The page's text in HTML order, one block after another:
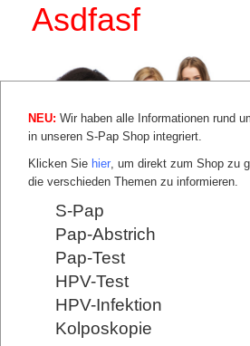
Asdfasf
sfasdfsf
"Desfasdf"
asfsa
asfs
sfasdf
NEU: Wir haben alle Informationen rund
in unseren S-Pap Shop integriert.
Klicken Sie hier, um direkt zum Shop zu
die verschieden Themen zu informieren.
S-Pap
Pap-Abstrich
Pap-Test
HPV-Test
HPV-Infektion
Kolposkopie